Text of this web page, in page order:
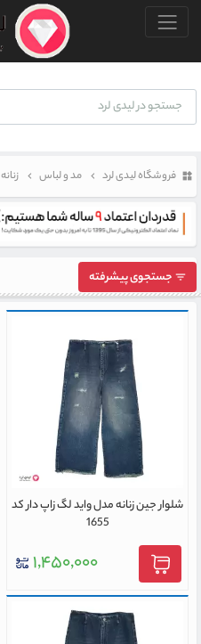
منو بالا
فروشگاه لیدی لرد مد و لباس زنانه
جستجوی پیشرفته
شلوار جین زنانه مدل واید لگ زاپ دار کد
1655
۱,۴۵۰,۰۰۰